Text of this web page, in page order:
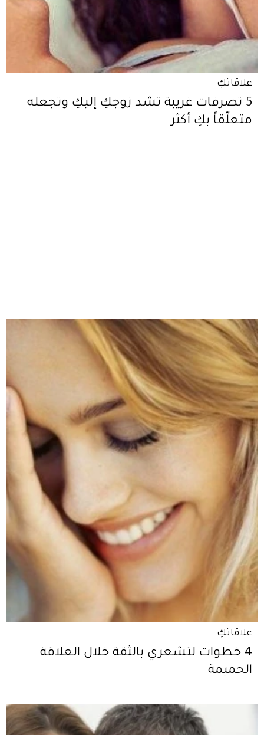
علاقاتكِ
5 تصرفات غريبة تشد زوجكِ إليكِ وتجعله
متعلّقاً بكِ أكثر
علاقاتكِ
4 خطوات لتشعري بالثقة خلال العلاقة
الحميمة